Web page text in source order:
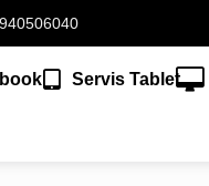
Servis Tablet